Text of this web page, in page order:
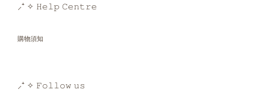
⸝⁺ ✧ 𝙷𝚎𝚕𝚙 𝙲𝚎𝚗𝚝𝚛𝚎
購物須知
⸝⁺ ✧ 𝙵𝚘𝚕𝚕𝚘𝚠 𝚞𝚜